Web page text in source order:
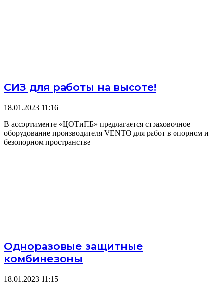
СИЗ для работы на высоте!
18.01.2023 11:16
В ассортименте «ЦОТиПБ» предлагается страховочное
оборудование производителя VENTO для работ в опорном и
безопорном пространстве
Одноразовые защитные
комбинезоны
18.01.2023 11:15